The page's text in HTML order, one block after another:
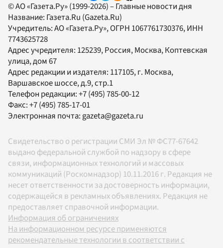
© АО «Газета.Ру» (1999-2026) – Главные новости дня
Название: Газета.Ru (Gazeta.Ru)
Учредитель:АО «Газета.Ру», ОГРН 1067761730376, ИНН
7743625728
Адрес учредителя: 125239, Россия, Москва, Коптевская
улица, дом 67
Адрес редакции и издателя: 117105, г. Москва,
Варшавское шоссе, д.9, стр.1
Телефон редакции:+7 (495) 785-00-12
Факс:+7 (495) 785-17-01
Электронная почта:gazeta@gazeta.ru
Свидетельство о регистрации СМИ Эл № ФС77-67642
выдано федеральной службой по надзору в сфере
связи, информационных технологий и массовых
коммуникаций (Роскомнадзор) 10.11.2016 г. Редакция не
несет ответственности за достоверность информации,
содержащейся в рекламных объявлениях. Редакция не
предоставляет справочной информации.
Информация об ограничениях
На информационном ресурсе применяются
рекомендательные технологии в соответствии с